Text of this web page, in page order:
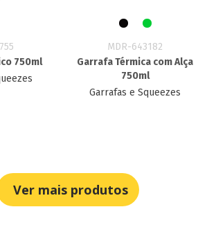
750ml
MDR-643182
Garrafa Térmica com Alça
750ml
Garrafas e Squeezes
Ver mais produtos